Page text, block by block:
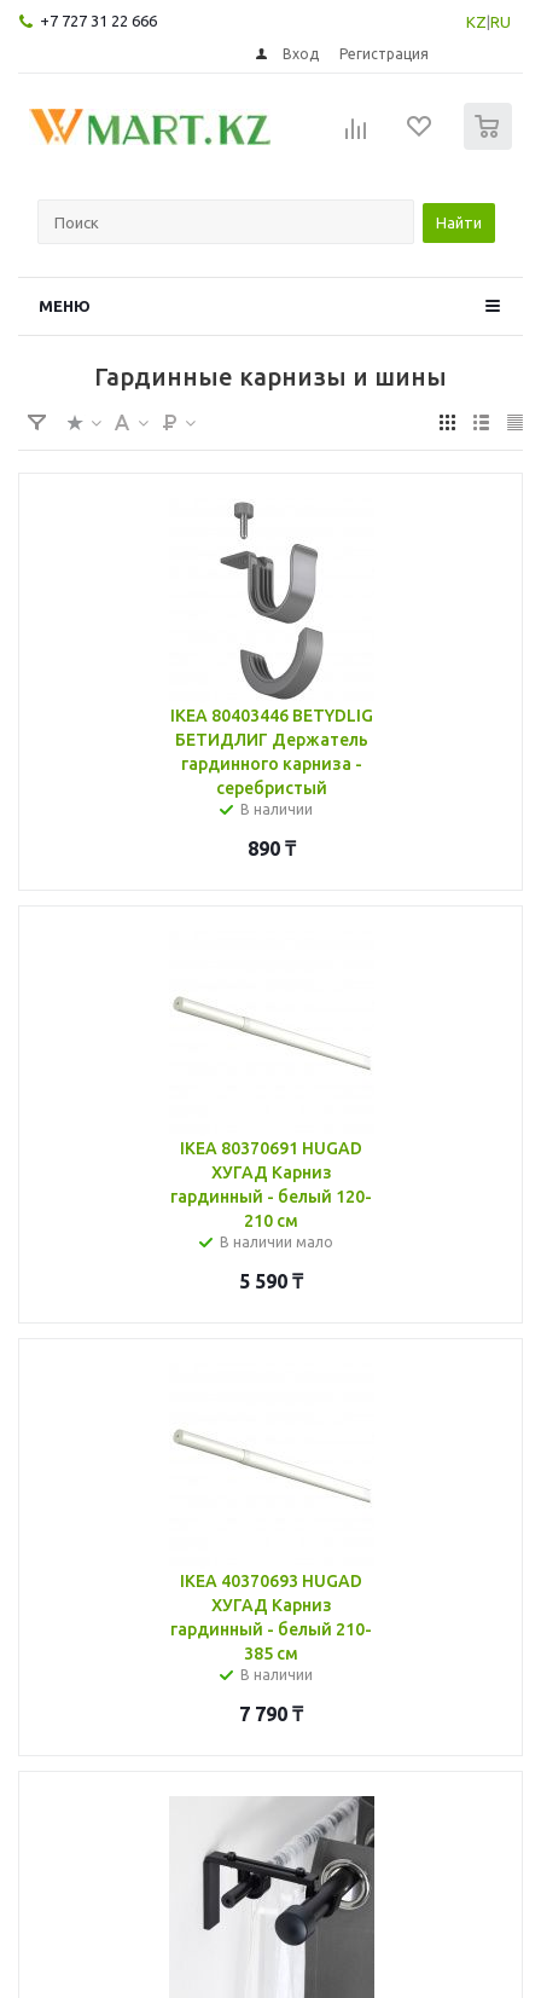
+7 727 31 22 666 KZ RU
Вход Регистрация
Найти
МЕНЮ
Гардинные карнизы и шины
IKEA 80403446 BETYDLIG
БЕТИДЛИГ Держатель
гардинного карниза -
серебристый
В наличии
890₸
IKEA 80370691 HUGAD
ХУГАД Карниз
гардинный - белый 120-
210 см
В наличии мало
5 590 ₸
IKEA 40370693 HUGAD
ХУГАД Карниз
гардинный - белый 210-
385 см
В наличии
7 790 ₸